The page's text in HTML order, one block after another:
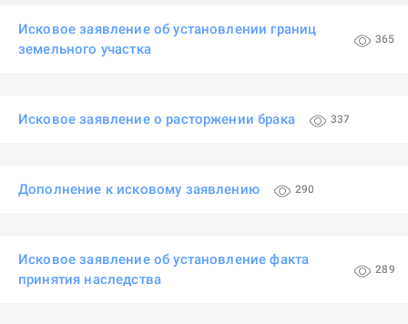
Исковое заявление об установлении границ
земельного участка
365
Исковое заявление о расторжении брака 337
Дополнение к исковому заявлению 290
Исковое заявление об установление факта
принятия наследства
289